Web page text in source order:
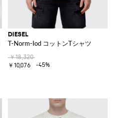
DIESEL
T-Norm-Iod コットンTシャツ
￥18,320
￥10,076
-45%